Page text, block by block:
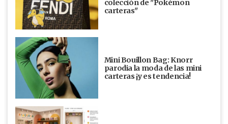
colección de "Pokémon
carteras"
Mini Bouillon Bag: Knorr
parodia la moda de las mini
carteras ¡y es tendencia!